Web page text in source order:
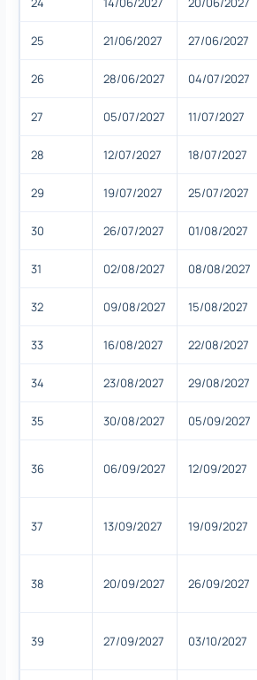
25 21/06/2027 27/06/2027
26 28/06/2027 04/07/2027
27 05/07/2027 11/07/2027
28 12/07/2027 18/07/2027
29 19/07/2027 25/07/2027
30 26/07/2027 01/08/2027
31 02/08/2027 08/08/2027
32 09/08/2027 15/08/2027
33 16/08/2027 22/08/2027
34 23/08/2027 29/08/2027
35 30/08/2027 05/09/2027
36 06/09/2027 12/09/2027
37 13/09/2027 19/09/2027
38 20/09/2027 26/09/2027
39 27/09/2027 03/10/2027